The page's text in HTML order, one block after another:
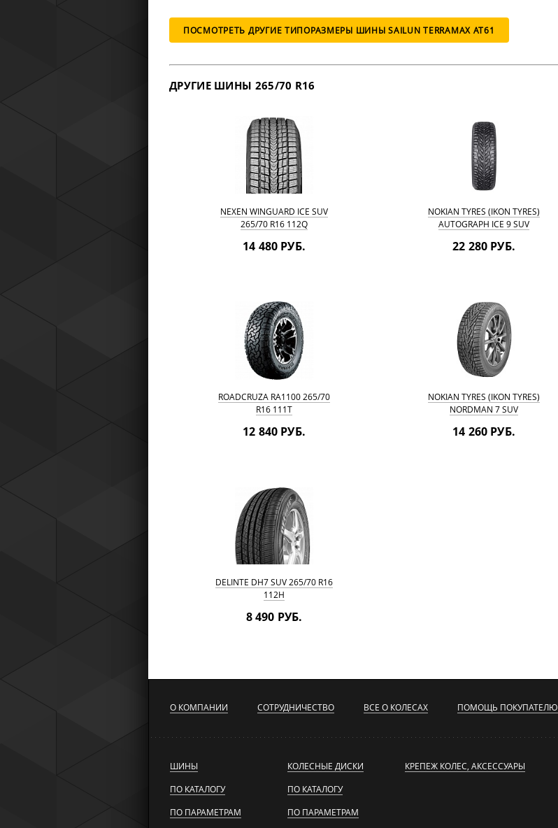
ПОСМОТРЕТЬ ДРУГИЕ ТИПОРАЗМЕРЫ ШИНЫ SAILUN TERRAMAX AT61
ДРУГИЕ ШИНЫ 265/70 R16
NEXEN WINGUARD ICE SUV
265/70 R16 112Q
14 480 РУБ.
NOKIAN TYRES (IKON TYRES)
AUTOGRAPH ICE 9 SUV
22 280 РУБ.
ROADCRUZA RA1100 265/70
R16 111T
12 840 РУБ.
NOKIAN TYRES (IKON TYRES)
NORDMAN 7 SUV
265/70 R16 112T
14 260 РУБ.
DELINTE DH7 SUV 265/70 R16
112H
8 490 РУБ.
О КОМПАНИИ СОТРУДНИЧЕСТВО ВСЕ О КОЛЕСАХ ПОМОЩЬ ПОКУПАТЕЛЮ
ШИНЫ
ПО КАТАЛОГУ
ПО ПАРАМЕТРАМ
КОЛЕСНЫЕ ДИСКИ
ПО КАТАЛОГУ
ПО ПАРАМЕТРАМ
КРЕПЕЖ КОЛЕС, АКСЕССУАРЫ